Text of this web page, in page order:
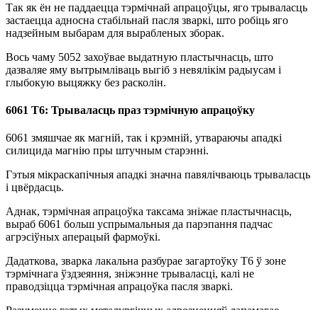
Так як ён не паддаецца тэрмічнай апрацоўцы, яго трываласць
застаецца адносна стабільнай пасля зваркі, што робіць яго
надзейным выбарам для вырабленых зборак.
Вось чаму 5052 захоўвае выдатную пластычнасць, што
дазваляе яму вытрымліваць выгіб з невялікім радыусам і
глыбокую выцяжку без расколін.
6061 Т6: Трываласць праз тэрмічную апрацоўку
6061 змяшчае як магній, так і крэмній, утвараючы ападкі
силицида магнію пры штучным старэнні.
Гэтыя мікраскапічныя ападкі значна павялічваюць трываласць
і цвёрдасць.
Аднак, тэрмічная апрацоўка таксама зніжае пластычнасць,
выраб 6061 больш успрымальныя да парэпання падчас
агрэсіўных аперацый фармоўкі.
Дадаткова, зварка лакальна разбурае загартоўку Т6 ў зоне
тэрмічнага ўздзеяння, зніжэнне трываласці, калі не
праводзіцца тэрмічная апрацоўка пасля зваркі.